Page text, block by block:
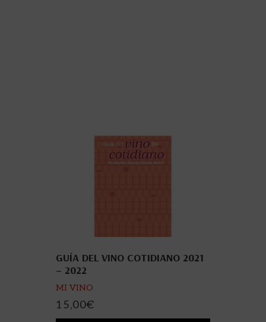
GUÍA DEL VINO COTIDIANO 2021
– 2022
MI VINO
15,00€